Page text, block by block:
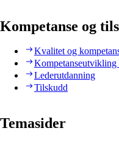
Kompetanse og
Kvalitet og
Lederutdanning
Tilskudd
Temasider